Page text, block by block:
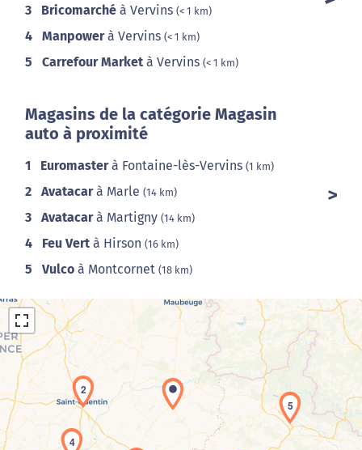
3 Bricomarché à Vervins (< 1 km)
4 Manpowerà Vervins (< 1 km)
5 Carrefour Market à Vervins (< 1 km)
Magasins de la catégorie Magasin
auto à proximité
1 Euromasterà Fontaine-lès-Vervins (1 km)
2 Avatacarà Marle (14 km)
3 Avatacarà Martigny (14 km)
4 Feu Vert à Hirson (16 km)
5 Vulco à Montcornet (18 km)
Chargement de la carte en cours...
2
4
5